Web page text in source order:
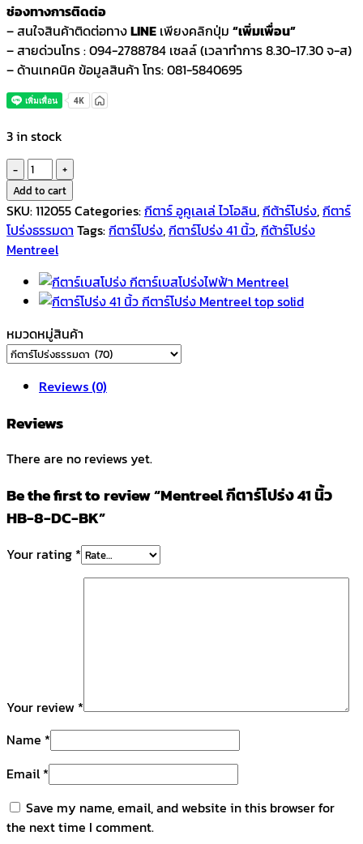
ช่องทางการติดต่อ
– สนใจสินค้าติดต่อทางLINE เพียงคลิกปุ่ม “เพิ่มเพื่อน”
– สายด่วนโทร : 094-2788784 เซลล์ (เวลาทำการ 8.30-17.30 จ-ส)
– ด้านเทคนิค ข้อมูลสินค้า โทร: 081-5840695
3 in stock
Mentreel
กีตาร์
โปร่ง
41
นิ้ว
8-
DC-
quantity
Add to cart
SKU:112055Categories:กีตาร์ อูคูเลเล่ ไวโอลิน,กีต้าร์โปร่ง,กีตาร์
โปร่งธรรมดา Tags:กีตาร์โปร่ง,กีตาร์โปร่ง 41 นิ้ว,กีต้าร์โปร่ง
Mentreel
หมวดหมู่สินค้า
Reviews (0)
Reviews
There are no reviews yet.
Be the first to review “Mentreel กีตาร์โปร่ง 41 นิ้ว
HB-8-DC-BK”
Your rating *
Your review *
Name *
Email*
Save my name, email, and website in this browser for
the next time I comment.